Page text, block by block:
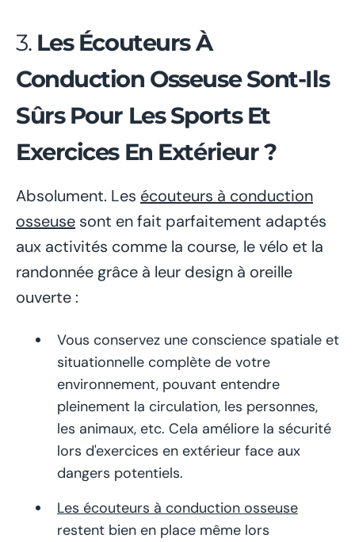
3. Les Écouteurs À
Conduction Osseuse Sont-Ils
Sûrs Pour Les Sports Et
Exercices En Extérieur ?
Absolument. Les écouteurs à conduction
osseuse sont en fait parfaitement adaptés
aux activités comme la course, le vélo et la
randonnée grâce à leur design à oreille
ouverte :
Vous conservez une conscience spatiale et
situationnelle complète de votre
environnement, pouvant entendre
pleinement la circulation, les personnes,
les animaux, etc. Cela améliore la sécurité
lors d'exercices en extérieur face aux
dangers potentiels.
Les écouteurs à conduction osseuse
restent bien en place même lors